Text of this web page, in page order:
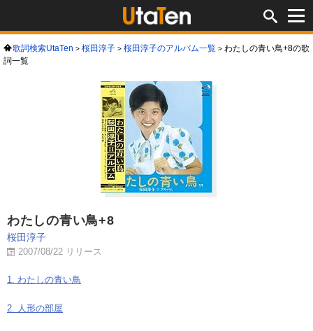
歌詞検索UtaTen 桜田淳子 桜田淳子のアルバム一覧
わたしの青い鳥+8の歌
詞一覧
わたしの青い鳥+8
桜田淳子
2007/08/22 リリース
1. わたしの青い鳥
2. 人形の部屋